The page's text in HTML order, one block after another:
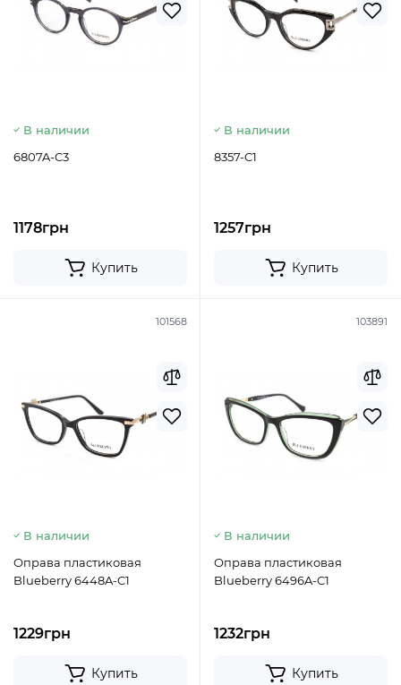
В наличии
6807A-C3
1178грн
Купить
В наличии
8357-C1
1257грн
Купить
101568
В наличии
Оправа пластиковая
Blueberry 6448A-C1
1229грн
Купить
103891
В наличии
Оправа пластиковая
Blueberry 6496A-C1
1232грн
Купить